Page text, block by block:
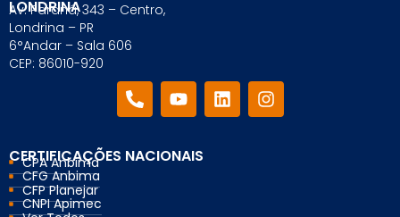
LONDRINA
Av. Paraná, 343 – Centro,
Londrina – PR
6°Andar – Sala 606
CEP: 86010-920
CERTIFICAÇÕES NACIONAIS
CPA Anbima
CFG Anbima
CFP Planejar
CNPI Apimec